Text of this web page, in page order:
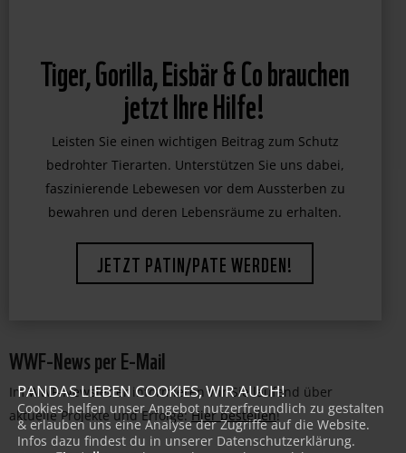
Tiger, Gorilla, Eisbär & Co brauchen
jetzt Ihre Hilfe!
Leisten Sie einen wichtigen Beitrag zum Schutz
bedrohter Tierarten. Unterstützen Sie uns dabei,
faszinierende Lebewesen vor dem Aussterben zu
JETZT PATIN/PATE WERDEN!
WWF-News per E-Mail
Im WWF-Newsletter informieren wir Sie laufend über
aktuelle Projekte und Erfolge:Hier bestellen!
PANDAS LIEBEN COOKIES, WIR AUCH!
Cookies helfen unser Angebot nutzerfreundlich zu gestalten
& erlauben uns eine Analyse der Zugriffe auf die Website.
Infos dazu findest du in unserer Datenschutzerklärung.